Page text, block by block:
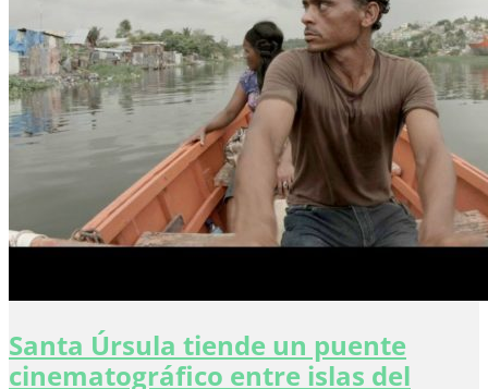
Santa Úrsula tiende un puente
cinematográfico entre islas del